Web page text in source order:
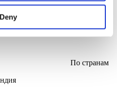
Deny
По странам